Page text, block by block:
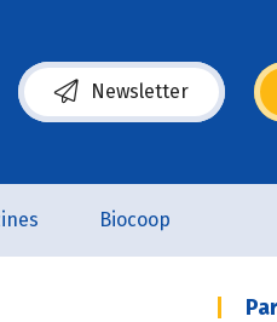
Newsletter
(s’ouvre dans une nouvelle
Biocoop